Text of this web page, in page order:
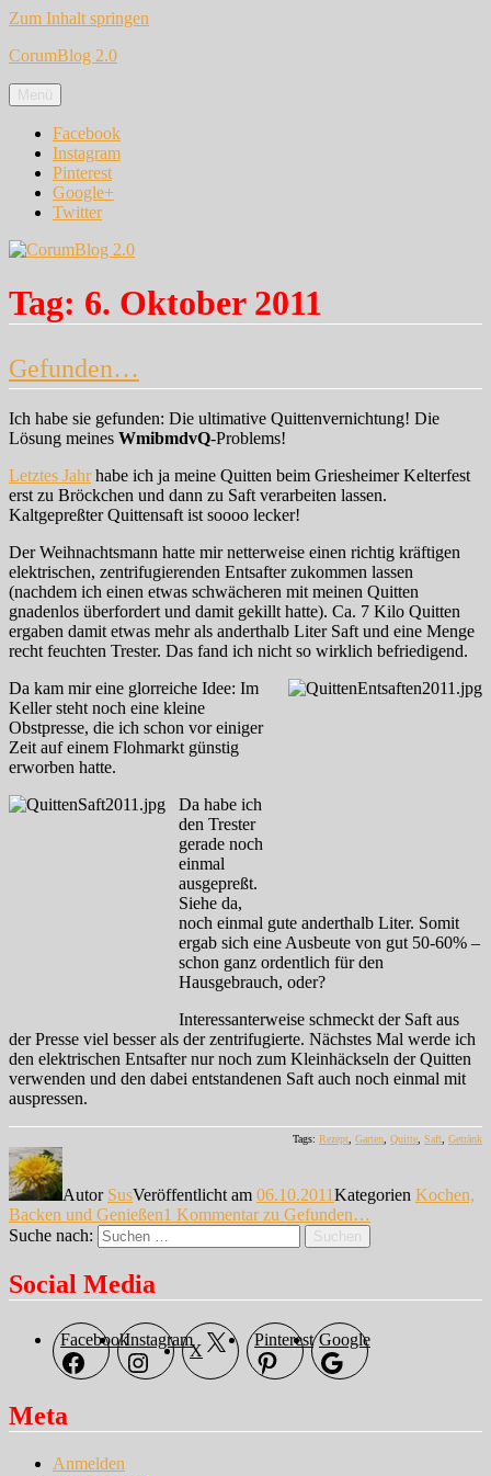
Zum Inhalt springen
CorumBlog 2.0
Menü
Facebook
Instagram
Pinterest
Google+
Twitter
Tag: 6. Oktober 2011
Gefunden…
Ich habe sie gefunden: Die ultimative Quittenvernichtung! Die
Lösung meines WmibmdvQ-Problems!
Letztes Jahrhabe ich ja meine Quitten beim Griesheimer Kelterfest
erst zu Bröckchen und dann zu Saft verarbeiten lassen.
Kaltgepreßter Quittensaft ist soooo lecker!
Der Weihnachtsmann hatte mir netterweise einen richtig kräftigen
elektrischen, zentrifugierenden Entsafter zukommen lassen
(nachdem ich einen etwas schwächeren mit meinen Quitten
gnadenlos überfordert und damit gekillt hatte). Ca. 7 Kilo Quitten
ergaben damit etwas mehr als anderthalb Liter Saft und eine Menge
recht feuchten Trester. Das fand ich nicht so wirklich befriedigend.
Da kam mir eine glorreiche Idee: Im
Keller steht noch eine kleine
Obstpresse, die ich schon vor einiger
Zeit auf einem Flohmarkt günstig
erworben hatte.
Da habe ich
den Trester
gerade noch
einmal
ausgepreßt.
Siehe da,
noch einmal gute anderthalb Liter. Somit
ergab sich eine Ausbeute von gut 50-60% –
schon ganz ordentlich für den
Hausgebrauch, oder?
Interessanterweise schmeckt der Saft aus
der Presse viel besser als der zentrifugierte. Nächstes Mal werde ich
den elektrischen Entsafter nur noch zum Kleinhäckseln der Quitten
verwenden und den dabei entstandenen Saft auch noch einmal mit
auspressen.
Tags: Rezept Garten Quitte Saft Getränk
Autor SusVeröffentlicht am 06.10.2011Kategorien Kochen,
Backen und Genießen1 Kommentarzu Gefunden…
Suche nach:
Suchen
Social Media
FacebookInstagram
X
Pinterest Google
Meta
Anmelden